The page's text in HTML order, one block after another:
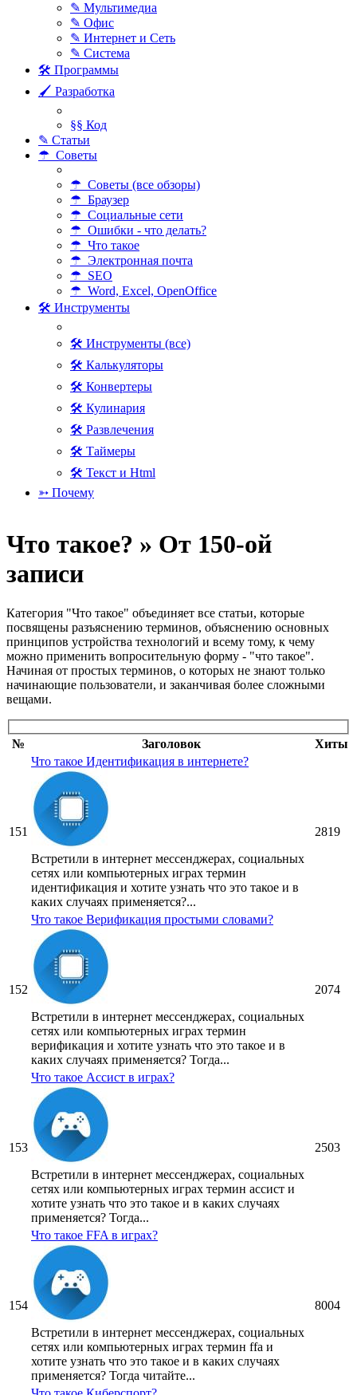
✎ Мультимедиа
✎ Офис
✎ Интернет и Сеть
✎ Система
🛠 Программы
🖌 Разработка
§§ Код
✎ Статьи
☂ Советы
☂ Советы (все обзоры)
☂ Браузер
☂ Социальные сети
☂ Ошибки - что делать?
☂ Что такое
☂ Электронная почта
☂ SEO
☂ Word, Excel, OpenOffice
🛠 Инструменты
🛠 Инструменты (все)
🛠 Калькуляторы
🛠 Конвертеры
🛠 Кулинария
🛠 Развлечения
🛠 Таймеры
🛠 Текст и Html
➳ Почему
Что такое? » От 150-ой
записи
Категория "Что такое" объединяет все статьи, которые
посвящены разъяснению терминов, объяснению основных
принципов устройства технологий и всему тому, к чему
можно применить вопросительную форму - "что такое".
Начиная от простых терминов, о которых не знают только
начинающие пользователи, и заканчивая более сложными
вещами.
№ Заголовок Хиты
151
Что такое Идентификация в интернете?
Встретили в интернет мессенджерах, социальных
сетях или компьютерных играх термин
идентификация и хотите узнать что это такое и в
каких случаях применяется?...
2819
152
Что такое Верификация простыми словами?
Встретили в интернет мессенджерах, социальных
сетях или компьютерных играх термин
верификация и хотите узнать что это такое и в
каких случаях применяется? Тогда...
2074
153
Что такое Ассист в играх?
Встретили в интернет мессенджерах, социальных
сетях или компьютерных играх термин ассист и
хотите узнать что это такое и в каких случаях
применяется? Тогда...
2503
154
Что такое FFA в играх?
Встретили в интернет мессенджерах, социальных
сетях или компьютерных играх термин ffa и
хотите узнать что это такое и в каких случаях
применяется? Тогда читайте...
8004